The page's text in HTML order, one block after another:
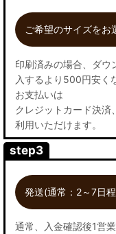
ご希望のサイズをお
印刷済みの場合、ダウ
入するより500円安く
お支払いは
クレジットカード決済
利用いただけます。
step3
発送(通常：2～7日
通常、入金確認後1営